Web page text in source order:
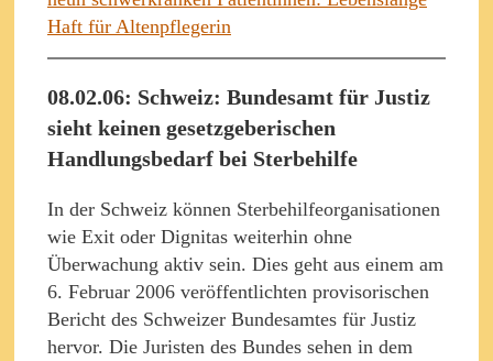
Haft für Altenpflegerin
08.02.06: Schweiz: Bundesamt für Justiz
sieht keinen gesetzgeberischen
Handlungsbedarf bei Sterbehilfe
In der Schweiz können Sterbehilfeorganisationen
wie Exit oder Dignitas weiterhin ohne
Überwachung aktiv sein. Dies geht aus einem am
6. Februar 2006 veröffentlichten provisorischen
Bericht des Schweizer Bundesamtes für Justiz
hervor. Die Juristen des Bundes sehen in dem